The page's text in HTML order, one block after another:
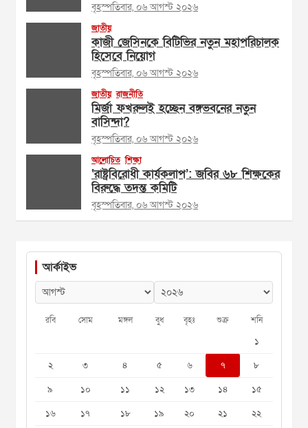
বৃহস্পতিবার, ০৬ আগস্ট ২০২৬
জাতীয়
কাজী জেসিনকে বিটিভির নতুন মহাপরিচালক
হিসেবে নিয়োগ
বৃহস্পতিবার, ০৬ আগস্ট ২০২৬
জাতীয় রাজনীতি
মির্জা ফখরুলই হচ্ছেন বঙ্গভবনের নতুন
বাসিন্দা?
বৃহস্পতিবার, ০৬ আগস্ট ২০২৬
আলোচিত শিক্ষা
‘রাষ্ট্রবিরোধী কার্যকলাপ’: জবির ৬৮ শিক্ষকের
বিরুদ্ধে তদন্ত কমিটি
বৃহস্পতিবার, ০৬ আগস্ট ২০২৬
আর্কাইভ
রবি সোম মঙ্গল বুধ বৃহঃ শুক্র শনি
১
২
৩ ৪ ৫ ৬ ৭
৮
৯
১০ ১১ ১২ ১৩ ১৪
১৫
১৬
১৭ ১৮ ১৯ ২০ ২১ ২২